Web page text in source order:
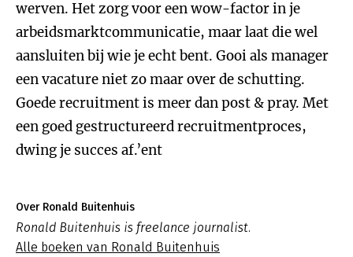
werven. Het zorg voor een wow-factor in je
arbeidsmarktcommunicatie, maar laat die wel
aansluiten bij wie je echt bent. Gooi als manager
een vacature niet zo maar over de schutting.
Goede recruitment is meer dan post & pray. Met
een goed gestructureerd recruitmentproces,
dwing je succes af.’ent
Over Ronald Buitenhuis
Ronald Buitenhuis is freelance journalist.
Alle boeken van Ronald Buitenhuis